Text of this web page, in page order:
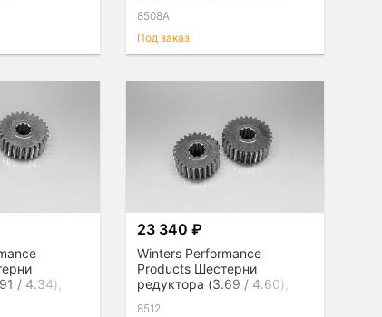
8508A
Под заказ
/ 4.34),
23 340 ₽
Winters Performance
Products Шестерни
редуктора (3.69 / 4.60),
8512